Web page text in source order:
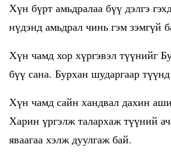
Хүн бүрт амьдралаа бүү дэлгэ
нүдэнд амьдрал чинь гэм зэмгүй
Хүн чамд хор хүргэвэл түүнийг
бүү сана. Бурхан шударгаар
Хүн чамд сайн хандвал дахин
Харин үргэлж талархаж түүний
яваагаа хэлж дуулгаж бай.